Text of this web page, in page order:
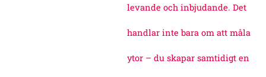
levande och inbjudande. Det
handlar inte bara om att måla
ytor – du skapar samtidigt en